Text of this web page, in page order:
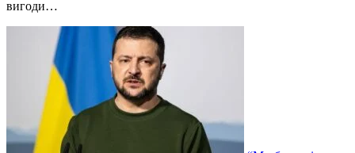
вигоди…